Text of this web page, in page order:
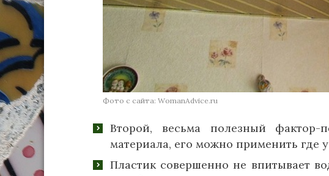
Фото с сайта: WomanAdvice.ru
Второй, весьма полезный фактор-
материала, его можно применить где
Пластик совершенно не впитывает